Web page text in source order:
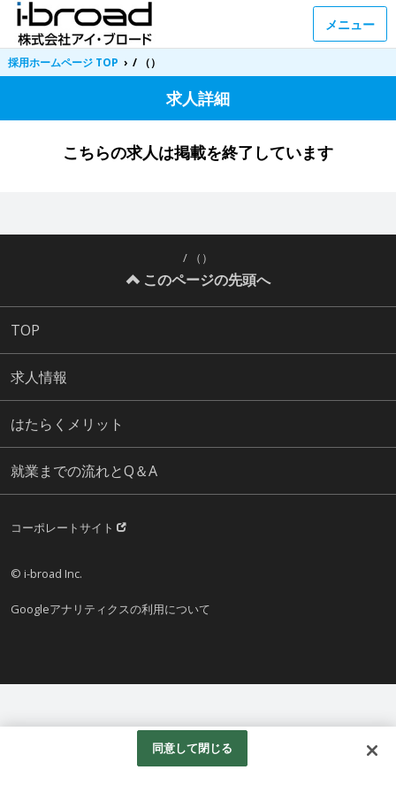
メニュー
採用ホームページ TOP › / （）
求人詳細
こちらの求人は掲載を終了しています
/ （）
このページの先頭へ
TOP
求人情報
はたらくメリット
就業までの流れとQ＆A
コーポレートサイト
© i-broad Inc.
Googleアナリティクスの利用について
同意して閉じる